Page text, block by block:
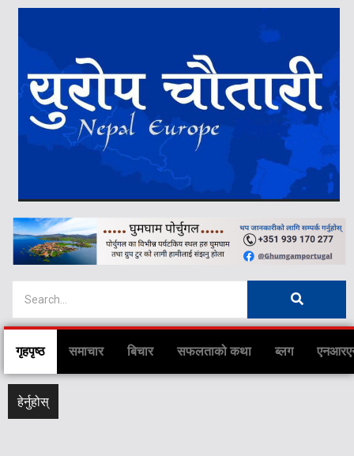
गृहपृष्ठ समाचार बिचार सफलताको कथा ब्लग
हेर्नुहोस्